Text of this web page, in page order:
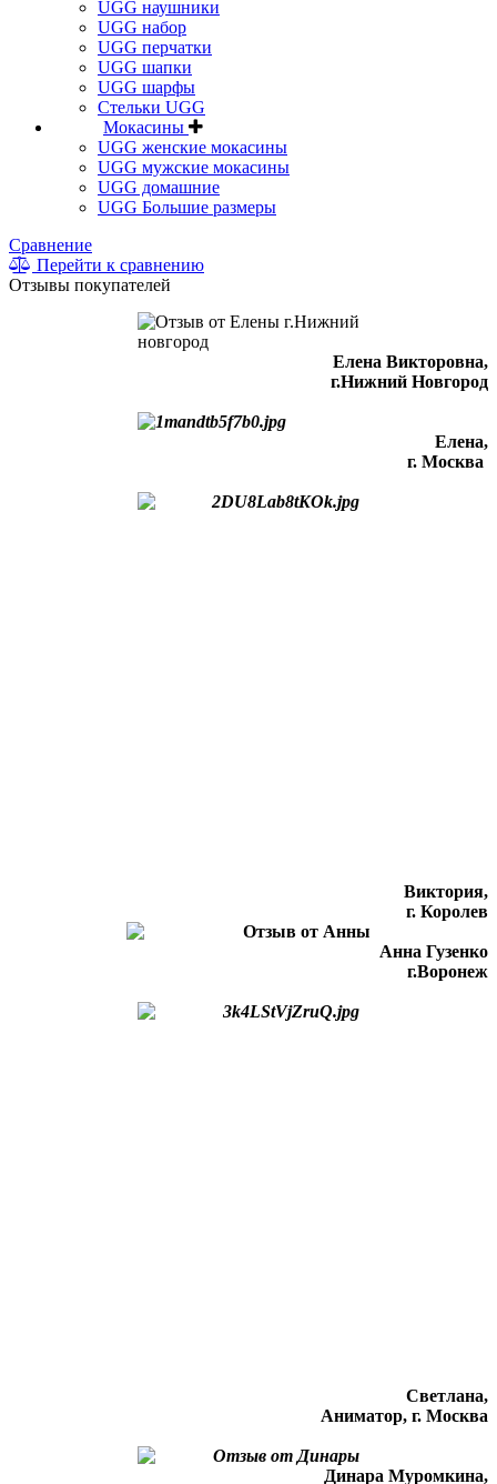
UGG наушники
UGG набор
UGG перчатки
UGG шапки
UGG шарфы
Стельки UGG
Мокасины
UGG женские мокасины
UGG мужские мокасины
UGG домашние
UGG Большие размеры
Сравнение
Перейти к сравнению
Отзывы покупателей
Елена Викторовна,
г.Нижний Новгород
Елена,
г. Москва
Виктория,
г. Королев
Анна Гузенко
г.Воронеж
Светлана,
Аниматор, г. Москва
Динара Муромкина,